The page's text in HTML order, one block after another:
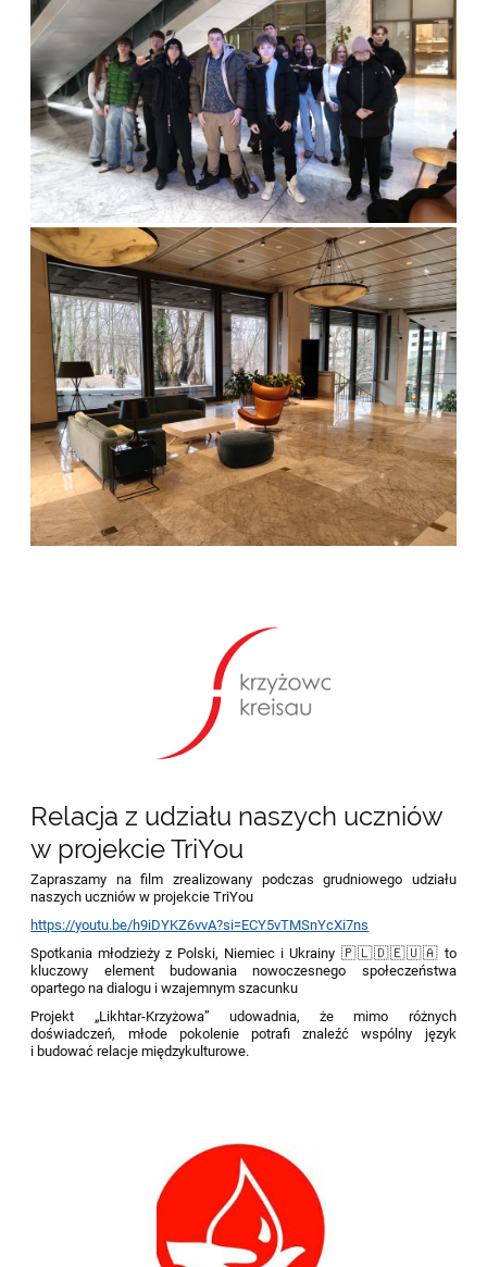
Relacja z udziału naszych uczniów
w projekcie TriYou
Zapraszamy na film zrealizowany podczas grudniowego udziału
naszych uczniów w projekcie TriYou
https://youtu.be/h9iDYKZ6vvA?si=ECY5vTMSnYcXi7ns
Spotkania młodzieży z Polski, Niemiec i Ukrainy 🇵🇱🇩🇪🇺🇦 to
kluczowy element budowania nowoczesnego społeczeństwa
opartego na dialogu i wzajemnym szacunku
Projekt „Likhtar-Krzyżowa” udowadnia, że mimo różnych
doświadczeń, młode pokolenie potrafi znaleźć wspólny język
i budować relacje międzykulturowe.